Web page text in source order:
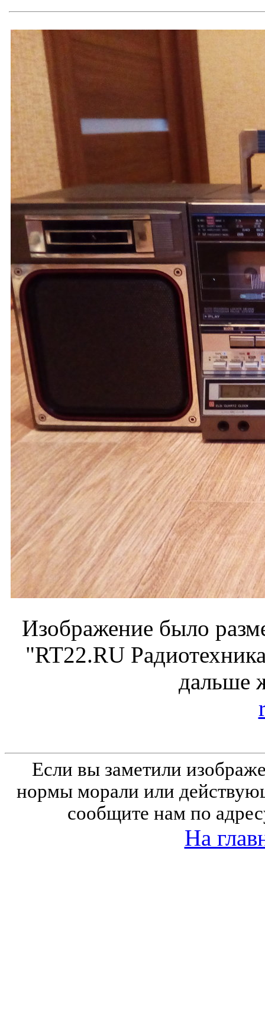
Изображение было
"RT22.RU
дальше
Если вы заметили
нормы морали или
сообщите нам по
На